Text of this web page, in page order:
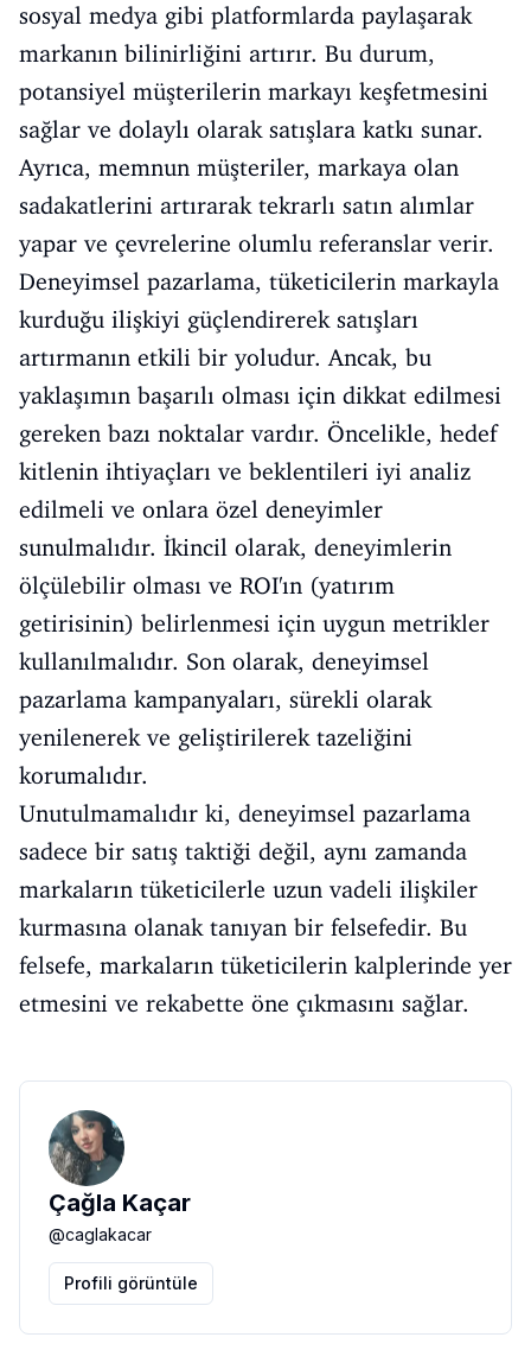
sosyal medya gibi platformlarda paylaşarak
markanın bilinirliğini artırır. Bu durum,
potansiyel müşterilerin markayı keşfetmesini
sağlar ve dolaylı olarak satışlara katkı sunar.
Ayrıca, memnun müşteriler, markaya olan
sadakatlerini artırarak tekrarlı satın alımlar
yapar ve çevrelerine olumlu referanslar verir.
Deneyimsel pazarlama, tüketicilerin markayla
kurduğu ilişkiyi güçlendirerek satışları
artırmanın etkili bir yoludur. Ancak, bu
yaklaşımın başarılı olması için dikkat edilmesi
gereken bazı noktalar vardır. Öncelikle, hedef
kitlenin ihtiyaçları ve beklentileri iyi analiz
edilmeli ve onlara özel deneyimler
sunulmalıdır. İkincil olarak, deneyimlerin
ölçülebilir olması ve ROI'ın (yatırım
getirisinin) belirlenmesi için uygun metrikler
kullanılmalıdır. Son olarak, deneyimsel
pazarlama kampanyaları, sürekli olarak
yenilenerek ve geliştirilerek tazeliğini
korumalıdır.
Unutulmamalıdır ki, deneyimsel pazarlama
sadece bir satış taktiği değil, aynı zamanda
markaların tüketicilerle uzun vadeli ilişkiler
kurmasına olanak tanıyan bir felsefedir. Bu
felsefe, markaların tüketicilerin kalplerinde yer
etmesini ve rekabette öne çıkmasını sağlar.
Çağla Kaçar
@caglakacar
Profili görüntüle